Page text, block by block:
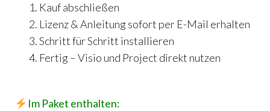
Kauf abschließen
Lizenz & Anleitung sofort per E-Mail erhalten
Schritt für Schritt installieren
Fertig – Visio und Project direkt nutzen
Im Paket enthalten: